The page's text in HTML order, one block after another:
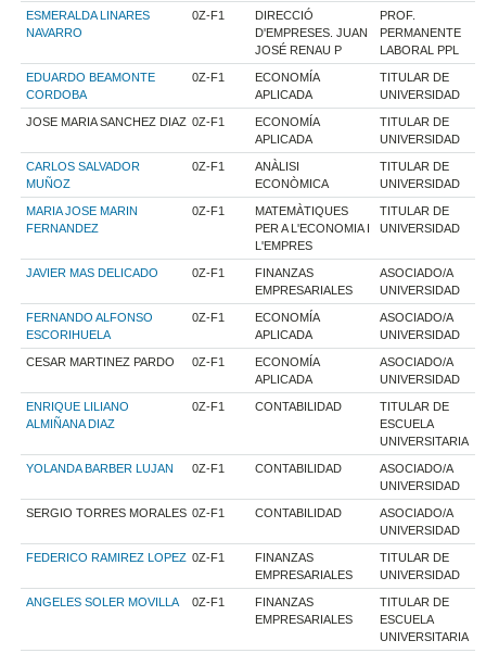
ESMERALDA LINARES
NAVARRO
0Z-F1
DIRECCIÓ
D'EMPRESES. JUAN
JOSÉ RENAU P
PROF.
PERMANENTE
LABORAL PPL
EDUARDO BEAMONTE
CORDOBA
0Z-F1
ECONOMÍA
APLICADA
TITULAR DE
UNIVERSIDAD
JOSE MARIA SANCHEZ DIAZ 0Z-F1
ECONOMÍA
APLICADA
TITULAR DE
UNIVERSIDAD
CARLOS SALVADOR
MUÑOZ
0Z-F1
ANÀLISI
ECONÒMICA
TITULAR DE
UNIVERSIDAD
MARIA JOSE MARIN
FERNANDEZ
0Z-F1
MATEMÀTIQUES
PER A L'ECONOMIA I
L'EMPRES
TITULAR DE
UNIVERSIDAD
JAVIER MAS DELICADO 0Z-F1
FINANZAS
EMPRESARIALES
ASOCIADO/A
UNIVERSIDAD
FERNANDO ALFONSO
ESCORIHUELA
0Z-F1
ECONOMÍA
APLICADA
ASOCIADO/A
UNIVERSIDAD
CESAR MARTINEZ PARDO 0Z-F1
ECONOMÍA
APLICADA
ASOCIADO/A
UNIVERSIDAD
ENRIQUE LILIANO
ALMIÑANA DIAZ
0Z-F1 CONTABILIDAD
TITULAR DE
ESCUELA
UNIVERSITARIA
YOLANDA BARBER LUJAN 0Z-F1 CONTABILIDAD
ASOCIADO/A
UNIVERSIDAD
SERGIO TORRES MORALES 0Z-F1 CONTABILIDAD
ASOCIADO/A
UNIVERSIDAD
FEDERICO RAMIREZ LOPEZ 0Z-F1
FINANZAS
EMPRESARIALES
TITULAR DE
UNIVERSIDAD
ANGELES SOLER MOVILLA 0Z-F1
FINANZAS
EMPRESARIALES
TITULAR DE
ESCUELA
UNIVERSITARIA